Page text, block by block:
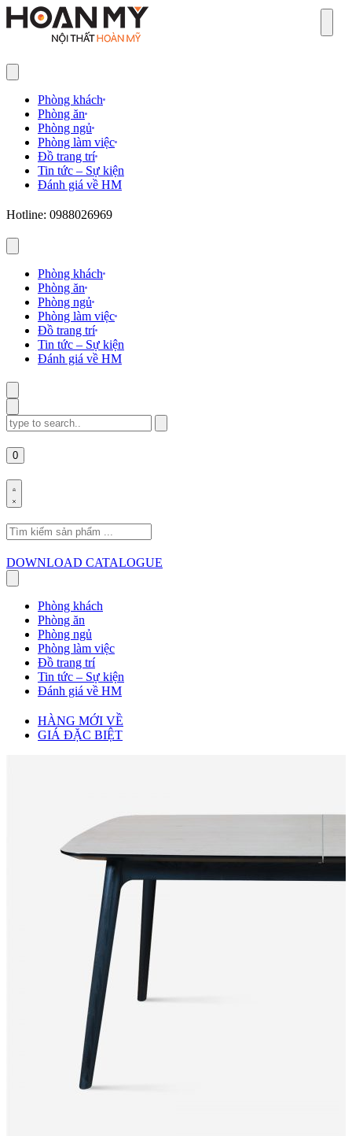
Phòng khách
Phòng ăn
Phòng ngủ
Phòng làm việc
Đồ trang trí
Tin tức – Sự kiện
Đánh giá về HM
Hotline: 0988026969
Phòng khách
Phòng ăn
Phòng ngủ
Phòng làm việc
Đồ trang trí
Tin tức – Sự kiện
Đánh giá về HM
Search
for:
0
Search
for:
DOWNLOAD CATALOGUE
Phòng khách
Phòng ăn
Phòng ngủ
Phòng làm việc
Đồ trang trí
Tin tức – Sự kiện
Đánh giá về HM
HÀNG MỚI VỀ
GIÁ ĐẶC BIỆT